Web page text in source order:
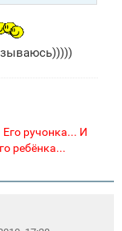
ручонка... И
ребёнка...